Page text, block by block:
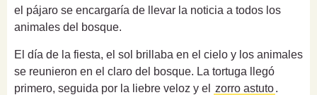
el pájaro se encargaría de llevar la noticia a todos los
animales del bosque.
El día de la fiesta, el sol brillaba en el cielo y los animales
se reunieron en el claro del bosque. La tortuga llegó
primero, seguida por la liebre veloz y el zorro astuto.